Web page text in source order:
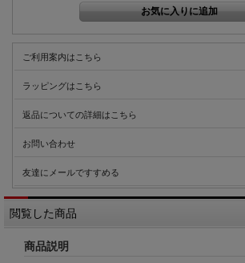
ご利用案内はこちら
ラッピングはこちら
返品についての詳細はこちら
お問い合わせ
友達にメールですすめる
閲覧した商品
商品説明